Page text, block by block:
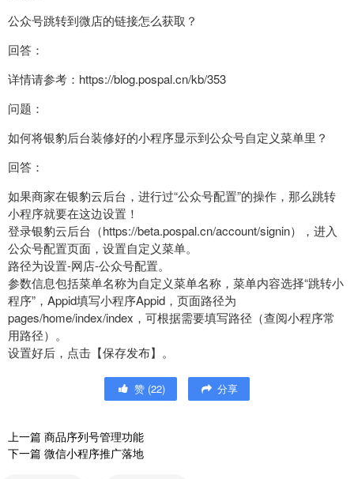
公众号跳转到微店的链接怎么获取？
回答：
详情请参考：https://blog.pospal.cn/kb/353
问题：
如何将银豹后台装修好的小程序显示到公众号自定义菜单里？
回答：
如果商家在银豹云后台，进行过“公众号配置”的操作，那么跳转
小程序就要在这边设置！
登录银豹云后台（https://beta.pospal.cn/account/signin），进入
公众号配置页面，设置自定义菜单。
路径为设置-网店-公众号配置。
参数信息包括菜单名称为自定义菜单名称，菜单内容选择“跳转小
程序”，Appid填写小程序Appid，页面路径为
pages/home/index/index，可根据需要填写路径（查阅小程序常
用路径）。
设置好后，点击【保存发布】。
赞 (22) 分享
上一篇 商品序列号管理功能
下一篇 微信小程序推广落地